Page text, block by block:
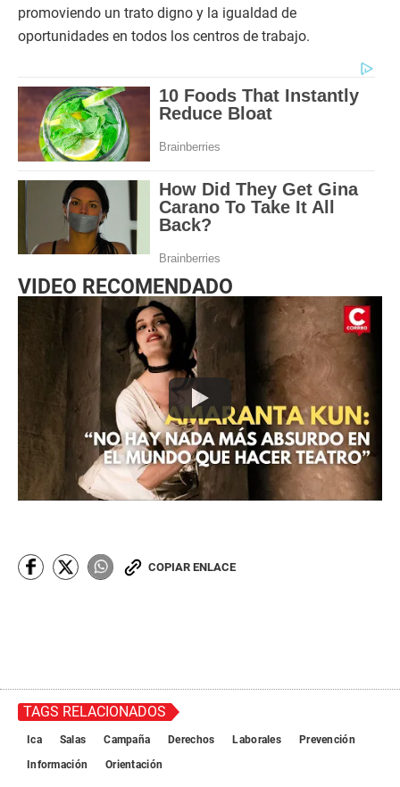
promoviendo un trato digno y la igualdad de
oportunidades en todos los centros de trabajo.
VIDEO RECOMENDADO
COPIAR ENLACE
TAGS RELACIONADOS
Ica Salas Campaña Derechos Laborales
Prevención
Información
Orientación